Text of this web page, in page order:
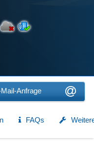
Anfrage
FAQs